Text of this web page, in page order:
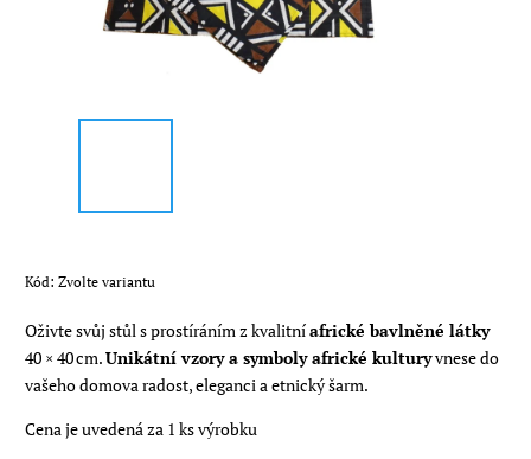
Kód: Zvolte variantu
Oživte svůj stůl s prostíráním z kvalitníafrické bavlněné látky
40 × 40 cm.Unikátní vzory a symboly africké kulturyvnese do
vašeho domova radost, eleganci a etnický šarm.
Cena je uvedená za 1 ks výrobku